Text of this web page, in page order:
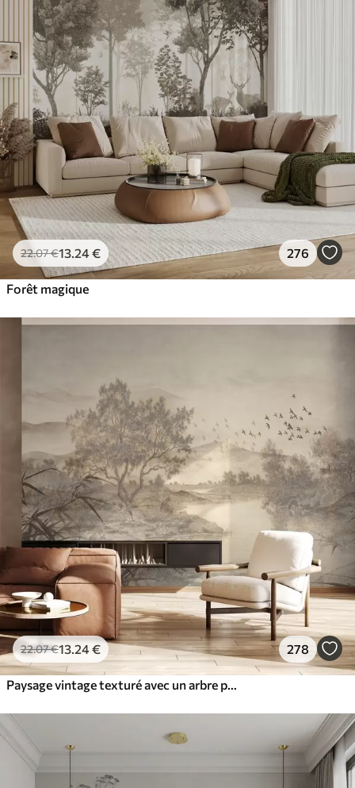
22.07€13.24€ 276
Forêt magique
22.07€13.24€ 278
Paysage vintage texturé avec un arbre près d'une rivière et un ciel nuageux, art de la nature en tons sépia